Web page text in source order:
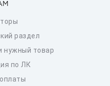
раздел
нужный товар
по ЛК